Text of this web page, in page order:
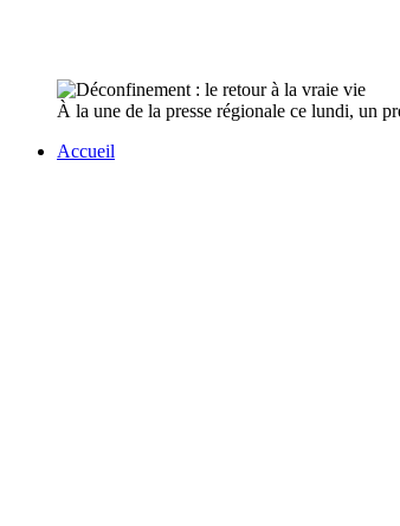
À la une de la presse régionale ce lundi, un
Accueil